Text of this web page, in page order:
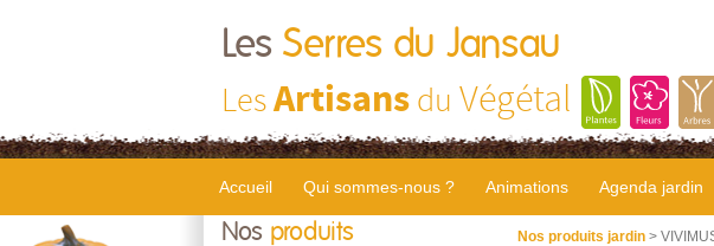
Les Serres du Jansau
LesArtisans du Végétal
Accueil Qui sommes-nous ? Animations Agenda jardin
Nos produits Nos produits jardin >